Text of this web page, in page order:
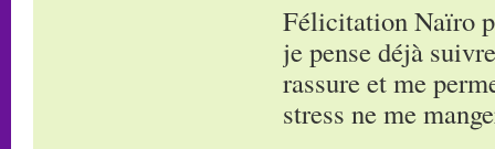
Félicitation Naïro
je pense déjà
rassure et me
stress ne me